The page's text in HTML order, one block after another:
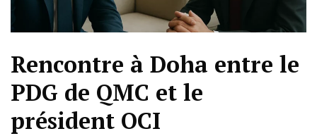
Rencontre à Doha entre le
PDG de QMC et le
président OCI